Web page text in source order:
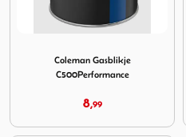
Coleman Gasblikje
C500Performance
8,99